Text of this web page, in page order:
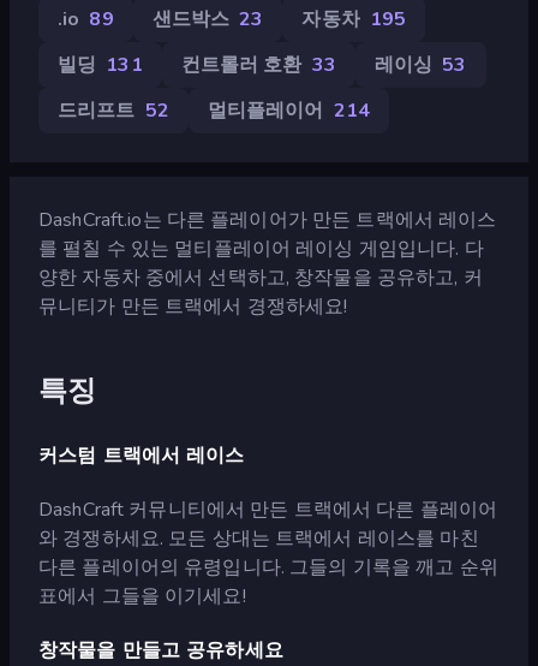
.io 89 샌드박스 23 자동차 195
빌딩 131 컨트롤러 호환 33 레이싱 53
드리프트 52 멀티플레이어 214
DashCraft.io는 다른 플레이어가 만든 트랙에서 레이스
를 펼칠 수 있는 멀티플레이어 레이싱 게임입니다. 다
양한 자동차 중에서 선택하고, 창작물을 공유하고, 커
뮤니티가 만든 트랙에서 경쟁하세요!
특징
커스텀 트랙에서 레이스
DashCraft 커뮤니티에서 만든 트랙에서 다른 플레이어
와 경쟁하세요. 모든 상대는 트랙에서 레이스를 마친
다른 플레이어의 유령입니다. 그들의 기록을 깨고 순위
표에서 그들을 이기세요!
창작물을 만들고 공유하세요